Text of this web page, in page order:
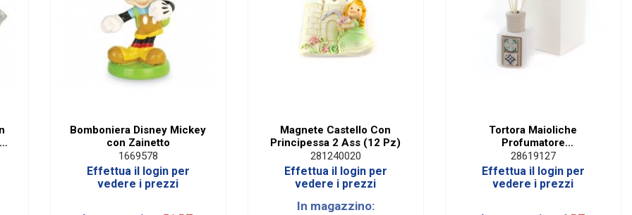
Bomboniera Disney Mickey
con Zainetto
1669578
Effettua il login per
vedere i prezzi
Magnete Castello Con
Principessa 2 Ass (12 Pz)
281240020
Effettua il login per
vedere i prezzi
In magazzino:
Tortora Maioliche
Profumatore
Quadrato.100Ml
28619127
Effettua il login per
vedere i prezzi